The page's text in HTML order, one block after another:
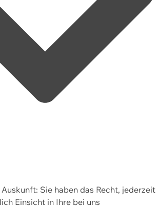
Sie haben das Recht, jederzeit
Einsicht in Ihre bei uns